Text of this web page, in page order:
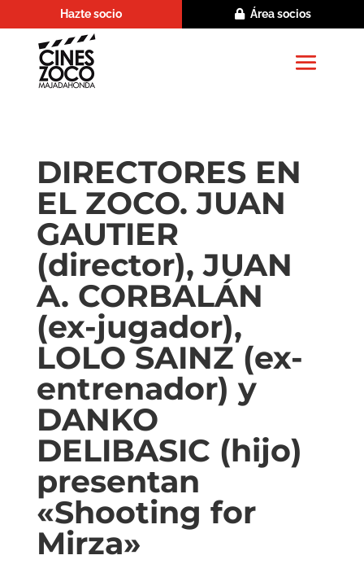
Hazte socio Área socios
DIRECTORES EN
EL ZOCO. JUAN
GAUTIER
(director), JUAN
A. CORBALÁN
(ex-jugador),
LOLO SAINZ (ex-
entrenador) y
DANKO
DELIBASIC (hijo)
presentan
«Shooting for
Mirza»